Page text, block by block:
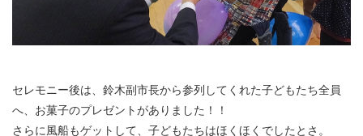
セレモニー後は、鈴木副市長から参列してくれた子どもたち全員
へ、お菓子のプレゼントがありました！！
さらに風船もゲットして、子どもたちはほくほくでしたとさ。